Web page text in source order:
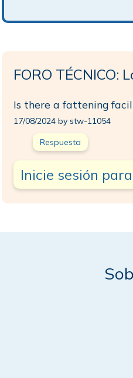
FORO TÉCNICO:
Is there a fattening
17/08/2024 by stw-11054
Respuesta
Inicie sesión